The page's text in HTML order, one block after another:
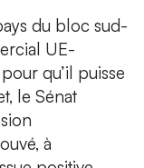
du bloc sud-
UE-
pour qu’il puisse
le Sénat
à